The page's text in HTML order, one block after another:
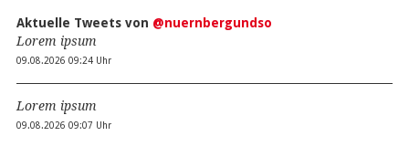
Aktuelle Tweets von @nuernbergundso
Lorem ipsum
09.08.2026 09:24 Uhr
Lorem ipsum
09.08.2026 09:07 Uhr